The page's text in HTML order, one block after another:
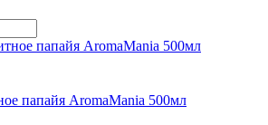
папайя AromaMania 500мл